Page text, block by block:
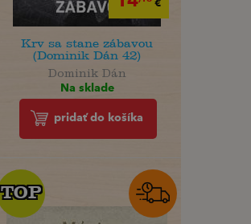
€
Krv sa stane zábavou
(Dominik Dán 42)
Dominik Dán
Na sklade
pridať do košíka
TOP
TOP